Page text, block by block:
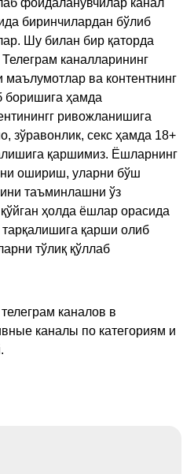
биринчилардан бўлиб
Шу билан бир қаторда
каналларининг
ва контентнинг
боришига ҳамда
ривожланишига
зўравонлик, секс ҳамда 18+
қаршимиз. Ёшларнинг
ошириш, уларни бўш
таъминлашни ўз
ҳолда ёшлар орасида
қарши олиб
тўлиқ қўллаб
каналов в
каналы по категориям и